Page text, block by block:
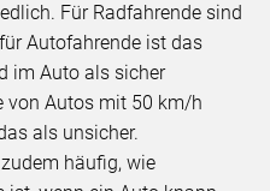
Für Radfahrende sind
Autofahrende ist das
im Auto als sicher
von Autos mit 50 km/h
als unsicher.
häufig, wie